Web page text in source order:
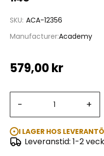
SKU ACA-12356
ManufacturerAcademy
579,00 kr
- +
I LAGER HOS
Leveranstid: 1-2
F-4J Phantom II
bildgalleriet